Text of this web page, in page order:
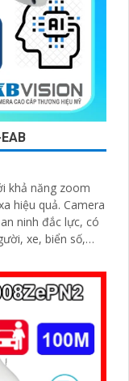
khả năng zoom
Camera
ninh đắc lực, có
xe, biển số,